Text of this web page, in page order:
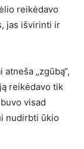
reikėdavo
jas išvirinti ir
„zgūbą“,
reikėdavo tik
visad
nudirbti ūkio